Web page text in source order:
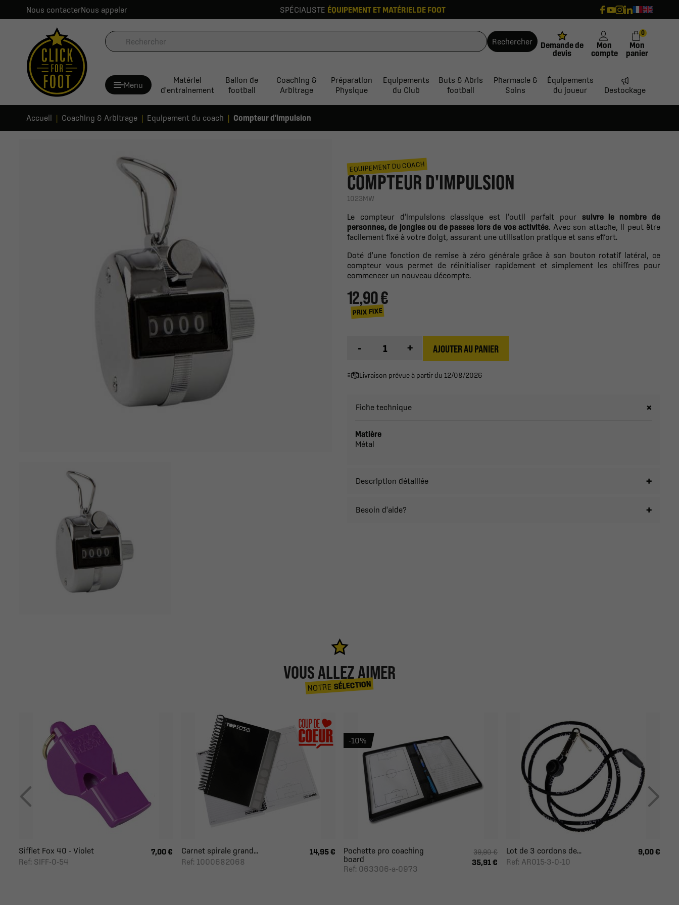
Nous contacterNous appeler SPÉCIALISTE ÉQUIPEMENT ET MATÉRIEL DE FOOT
Rechercher
Demande de
devis
Mon
compte
Mon
panier
0
Menu
Matériel
d'entrainement
Ballon de
football
Coaching &
Arbitrage
Préparation
Physique
Equipements
du Club
Buts & Abris
football
Pharmacie &
Soins
Équipements
du joueur
Destockage
Accueil Coaching & Arbitrage Equipement du coach Compteur d'impulsion
EQUIPEMENT DU COACH
COMPTEUR D'IMPULSION
1023MW
Le compteur d'impulsions classique est l'outil parfait pour suivre le nombre de
personnes, de jongles ou de passes lors de vos activités. Avec son attache, il peut être
facilement fixé à votre doigt, assurant une utilisation pratique et sans effort.
Doté d'une fonction de remise à zéro générale grâce à son bouton rotatif latéral, ce
compteur vous permet de réinitialiser rapidement et simplement les chiffres pour
commencer un nouveau décompte.
12,90 €
PRIX FIXE
- + AJOUTER AU PANIER
Livraison prévue à partir du 12/08/2026
Fiche technique
Matière
Métal
Description détaillée
Besoin d'aide?
VOUS ALLEZ AIMER
NOTRESÉLECTION
Sifflet Fox 40 - Violet
Ref: SIFF-0-54
7,00 €
Carnet spirale grand...
Ref: 1000682068
14,95 €
Pochette pro coaching
board
Ref: 063306-a-0973
39,90 €
35,91 €
-10%
Lot de 3 cordons de...
Ref: AR015-3-0-10
9,00 €